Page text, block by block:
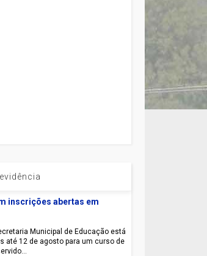
inscrições abertas em
Municipal de Educação está
até 12 de agosto para um curso de